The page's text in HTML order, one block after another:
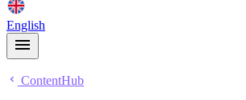
English
ContentHub